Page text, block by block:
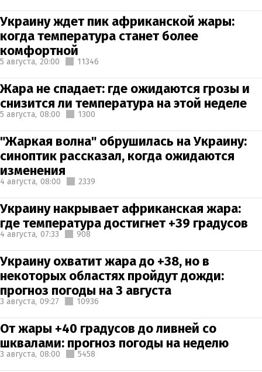
Украину ждет пик африканской жары:
когда температура станет более
комфортной
5 августа, 20:00 11346
Жара не спадает: где ожидаются грозы и
снизится ли температура на этой неделе
5 августа, 08:00 1300
"Жаркая волна" обрушилась на Украину:
синоптик рассказал, когда ожидаются
изменения
4 августа, 08:00 2339
Украину накрывает африканская жара:
где температура достигнет +39 градусов
4 августа, 07:33 908
Украину охватит жара до +38, но в
некоторых областях пройдут дожди:
прогноз погоды на 3 августа
3 августа, 09:27 10936
От жары +40 градусов до ливней со
шквалами: прогноз погоды на неделю
3 августа, 08:00 5458